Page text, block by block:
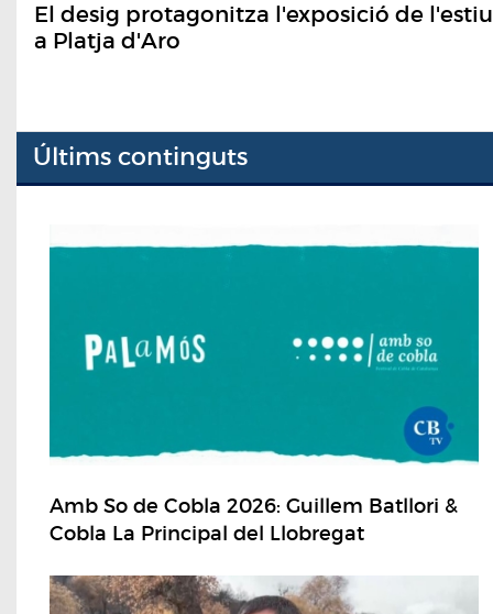
El desig protagonitza l'exposició de l'estiu
a Platja d'Aro
Últims continguts
Amb So de Cobla 2026: Guillem Batllori &
Cobla La Principal del Llobregat